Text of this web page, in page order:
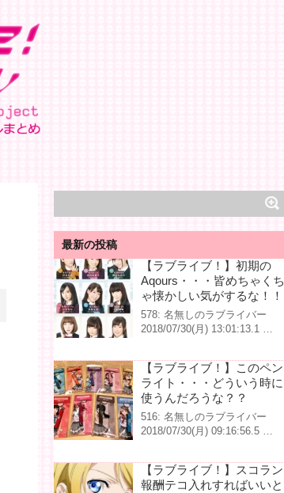
最新の投稿
【ラブライブ！】初期の
Aqours・・・皆めちゃくち
ゃ懐かしい気がするな！！
578: 名無しのラブライバー
2018/07/30(月) 13:01:13.1 …
【ラブライブ！】このペン
ライト・・・どういう時に
使うんだろうな？？
516: 名無しのラブライバー
2018/07/30(月) 09:16:56.5 …
【ラブライブ！】スコラン
報酬テコ入れすればいいと